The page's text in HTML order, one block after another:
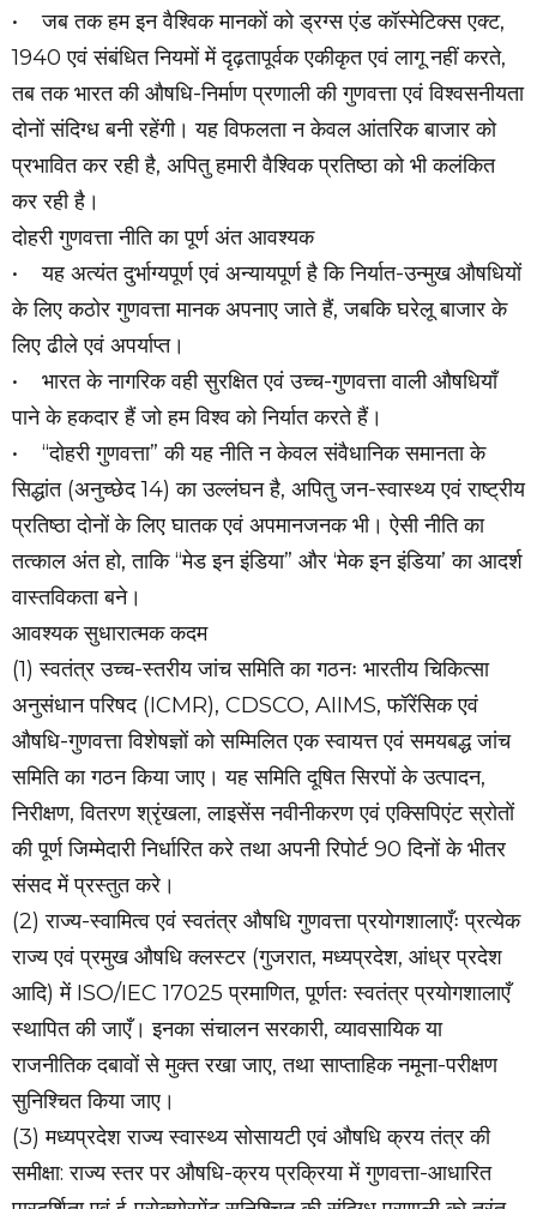
• जब तक हम इन वैश्विक मानकों को ड्रग्स एंड कॉस्मेटिक्स एक्ट,
1940 एवं संबंधित नियमों में दृढ़तापूर्वक एकीकृत एवं लागू नहीं करते,
तब तक भारत की औषधि-निर्माण प्रणाली की गुणवत्ता एवं विश्वसनीयता
दोनों संदिग्ध बनी रहेंगी। यह विफलता न केवल आंतरिक बाजार को
प्रभावित कर रही है, अपितु हमारी वैश्विक प्रतिष्ठा को भी कलंकित
कर रही है।
दोहरी गुणवत्ता नीति का पूर्ण अंत आवश्यक
• यह अत्यंत दुर्भाग्यपूर्ण एवं अन्यायपूर्ण है कि निर्यात-उन्मुख औषधियों
के लिए कठोर गुणवत्ता मानक अपनाए जाते हैं, जबकि घरेलू बाजार के
लिए ढीले एवं अपर्याप्त।
• भारत के नागरिक वही सुरक्षित एवं उच्च-गुणवत्ता वाली औषधियाँ
पाने के हकदार हैं जो हम विश्व को निर्यात करते हैं।
• “दोहरी गुणवत्ता” की यह नीति न केवल संवैधानिक समानता के
सिद्धांत (अनुच्छेद 14) का उल्लंघन है, अपितु जन-स्वास्थ्य एवं राष्ट्रीय
प्रतिष्ठा दोनों के लिए घातक एवं अपमानजनक भी। ऐसी नीति का
तत्काल अंत हो, ताकि “मेड इन इंडिया” और ‘मेक इन इंडिया’ का आदर्श
वास्तविकता बने।
आवश्यक सुधारात्मक कदम
(1) स्वतंत्र उच्च-स्तरीय जांच समिति का गठनः भारतीय चिकित्सा
अनुसंधान परिषद (ICMR), CDSCO, AIIMS, फॉरेंसिक एवं
औषधि-गुणवत्ता विशेषज्ञों को सम्मिलित एक स्वायत्त एवं समयबद्ध जांच
समिति का गठन किया जाए। यह समिति दूषित सिरपों के उत्पादन,
निरीक्षण, वितरण श्रृंखला, लाइसेंस नवीनीकरण एवं एक्सिपिएंट स्रोतों
की पूर्ण जिम्मेदारी निर्धारित करे तथा अपनी रिपोर्ट 90 दिनों के भीतर
संसद में प्रस्तुत करे।
(2) राज्य-स्वामित्व एवं स्वतंत्र औषधि गुणवत्ता प्रयोगशालाएँः प्रत्येक
राज्य एवं प्रमुख औषधि क्लस्टर (गुजरात, मध्यप्रदेश, आंध्र प्रदेश
आदि) में ISO/IEC 17025 प्रमाणित, पूर्णतः स्वतंत्र प्रयोगशालाएँ
स्थापित की जाएँ। इनका संचालन सरकारी, व्यावसायिक या
राजनीतिक दबावों से मुक्त रखा जाए, तथा साप्ताहिक नमूना-परीक्षण
सुनिश्चित किया जाए।
(3) मध्यप्रदेश राज्य स्वास्थ्य सोसायटी एवं औषधि क्रय तंत्र की
समीक्षा: राज्य स्तर पर औषधि-क्रय प्रक्रिया में गुणवत्ता-आधारित